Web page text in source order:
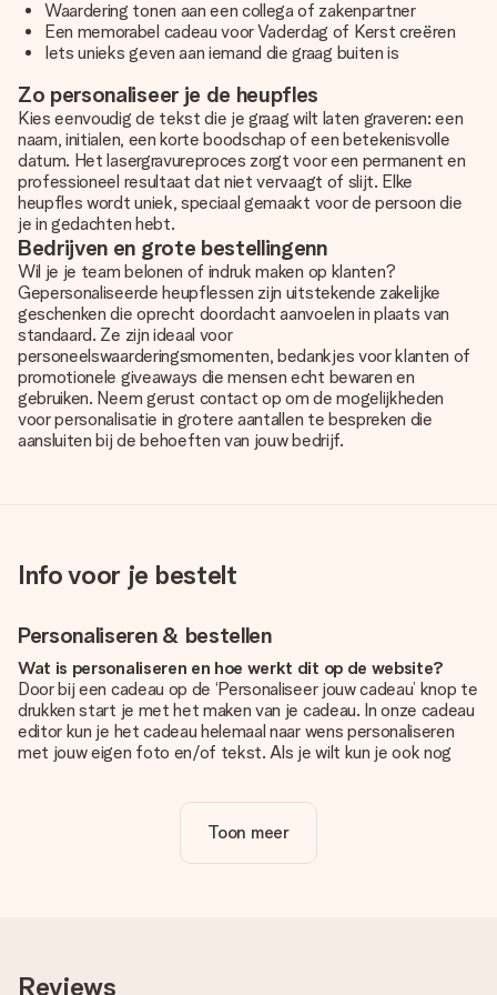
Waardering tonen aan een collega of zakenpartner
Een memorabel cadeau voor Vaderdag of Kerst creëren
Iets unieks geven aan iemand die graag buiten is
Zo personaliseer je de heupfles
Kies eenvoudig de tekst die je graag wilt laten graveren: een
naam, initialen, een korte boodschap of een betekenisvolle
datum. Het lasergravureproces zorgt voor een permanent en
professioneel resultaat dat niet vervaagt of slijt. Elke
heupfles wordt uniek, speciaal gemaakt voor de persoon die
je in gedachten hebt.
Bedrijven en grote bestellingenn
Wil je je team belonen of indruk maken op klanten?
Gepersonaliseerde heupflessen zijn uitstekende zakelijke
geschenken die oprecht doordacht aanvoelen in plaats van
standaard. Ze zijn ideaal voor
personeelswaarderingsmomenten, bedankjes voor klanten of
promotionele giveaways die mensen echt bewaren en
gebruiken. Neem gerust contact op om de mogelijkheden
voor personalisatie in grotere aantallen te bespreken die
aansluiten bij de behoeften van jouw bedrijf.
Info voor je bestelt
Personaliseren & bestellen
Wat is personaliseren en hoe werkt dit op de website?
Door bij een cadeau op de ‘Personaliseer jouw cadeau’ knop te
drukken start je met het maken van je cadeau. In onze cadeau
editor kun je het cadeau helemaal naar wens personaliseren
met jouw eigen foto en/of tekst. Als je wilt kun je ook nog
Is personalisatie in de prijs inbegrepen?
De prijs die op de website wordt getoond is inclusief de
te gebruiken. Als je niet zeker bent over de kwaliteit van je
Toon meer
Reviews